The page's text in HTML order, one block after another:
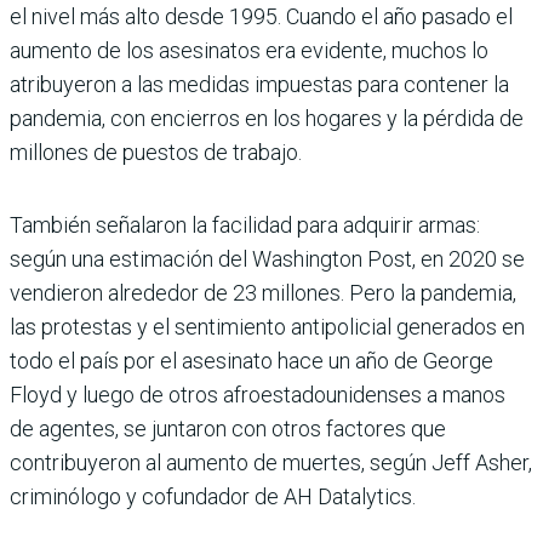
el nivel más alto desde 1995. Cuando el año pasado el
aumento de los asesinatos era evidente, muchos lo
atribuyeron a las medidas impuestas para contener la
pandemia, con encierros en los hogares y la pérdida de
millones de puestos de trabajo.
También señalaron la facilidad para adquirir armas:
según una estimación del Washington Post, en 2020 se
vendieron alrededor de 23 millones. Pero la pandemia,
las protestas y el sentimiento antipolicial generados en
todo el país por el asesinato hace un año de George
Floyd y luego de otros afroestadounidenses a manos
de agentes, se juntaron con otros factores que
contribuyeron al aumento de muertes, según Jeff Asher,
criminólogo y cofundador de AH Datalytics.